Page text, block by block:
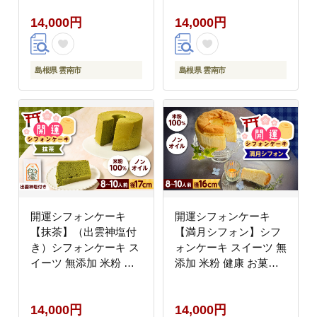
市/ももいろキッチン
[AIEI009]
14,000円
島根県 雲南市
ッチン [AIEI010]
14,000円
島根県 雲南市
開運シフォンケーキ
【抹茶】（出雲神塩付
き）シフォンケーキ ス
イーツ 無添加 米粉 健
チン [AIEI011]
14,000円
開運シフォンケーキ
【満月シフォン】シフ
ォンケーキ スイーツ 無
添加 米粉 健康 お菓子
[AIEI012]
14,000円